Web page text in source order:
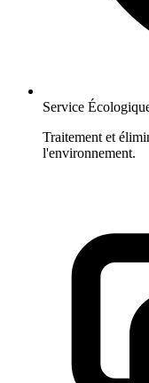
Service
Traitement et
l'environnement.